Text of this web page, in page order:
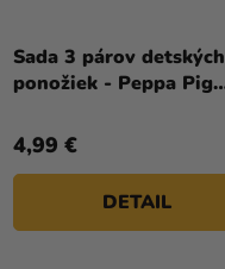
Sada 3 párov detských
ponožiek - Peppa Pig
4,99 €
DETAIL